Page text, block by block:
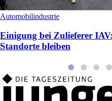
Automobilindustrie
Einigung bei Zulieferer
Standorte bleiben